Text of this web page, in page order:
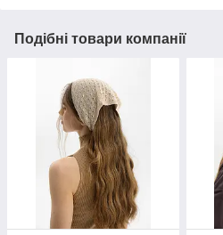
Подібні товари компанії